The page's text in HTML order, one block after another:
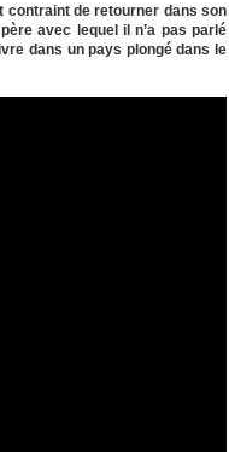
contraint de retourner dans son
avec lequel il n’a pas parlé
dans un pays plongé dans le